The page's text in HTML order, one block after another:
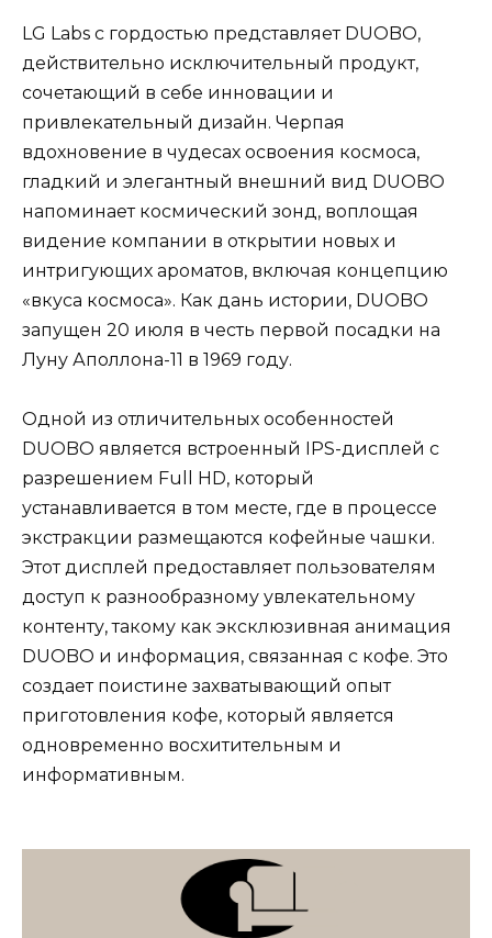
LG Labs с гордостью представляет DUOBO,
действительно исключительный продукт,
сочетающий в себе инновации и
привлекательный дизайн. Черпая
вдохновение в чудесах освоения космоса,
гладкий и элегантный внешний вид DUOBO
напоминает космический зонд, воплощая
видение компании в открытии новых и
интригующих ароматов, включая концепцию
«вкуса космоса». Как дань истории, DUOBO
запущен 20 июля в честь первой посадки на
Луну Аполлона-11 в 1969 году.
Одной из отличительных особенностей
DUOBO является встроенный IPS-дисплей с
разрешением Full HD, который
устанавливается в том месте, где в процессе
экстракции размещаются кофейные чашки.
Этот дисплей предоставляет пользователям
доступ к разнообразному увлекательному
контенту, такому как эксклюзивная анимация
DUOBO и информация, связанная с кофе. Это
создает поистине захватывающий опыт
приготовления кофе, который является
одновременно восхитительным и
информативным.